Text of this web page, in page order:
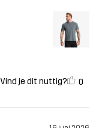
Vind je dit nuttig? 0